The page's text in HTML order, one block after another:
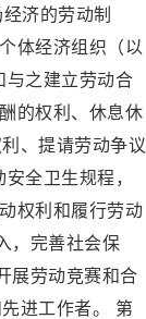
济的劳动制
体经济组织（以
与之建立劳动合
的权利、休息休
、提请劳动争议
全卫生规程，
权利和履行劳动
，完善社会保
展劳动竞赛和合
进工作者。 第